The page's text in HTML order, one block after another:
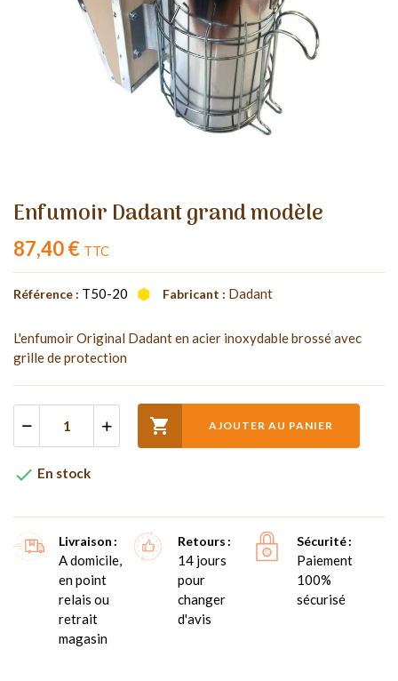
Enfumoir Dadant grand modèle
87,40 € TTC
Référence : T50-20 Fabricant : Dadant
L'enfumoir Original Dadant en acier inoxydable brossé avec
grille de protection
 AJOUTER AU PANIER
 En stock
Livraison
A domicile,
en point
relais ou
retrait
magasin
Retours
14 jours
pour
changer
d'avis
Sécurité
Paiement
100%
sécurisé